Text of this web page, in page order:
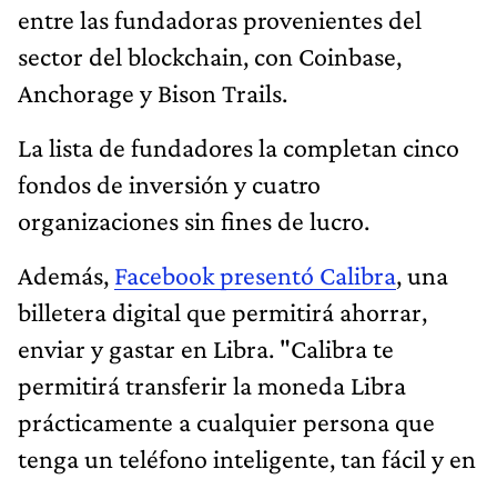
entre las fundadoras provenientes del
sector del blockchain, con Coinbase,
Anchorage y Bison Trails.
La lista de fundadores la completan cinco
fondos de inversión y cuatro
organizaciones sin fines de lucro.
Además, Facebook presentó Calibra, una
billetera digital que permitirá ahorrar,
enviar y gastar en Libra. "Calibra te
permitirá transferir la moneda Libra
prácticamente a cualquier persona que
tenga un teléfono inteligente, tan fácil y en